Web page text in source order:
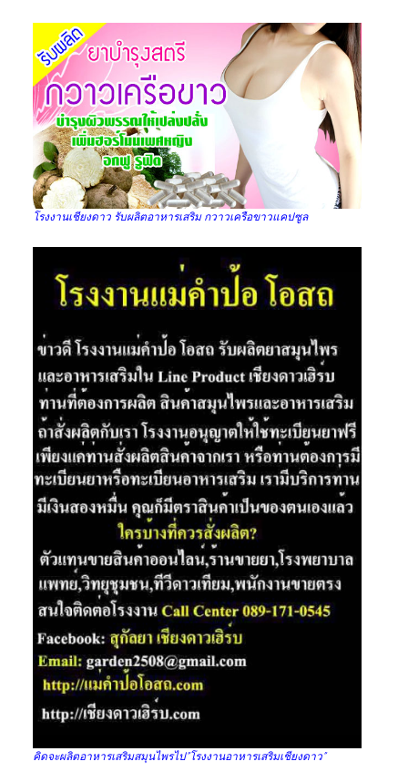
โรงงานเชียงดาว รับผลิตอาหารเสริม กวาวเครือขาวแคปซูล
คิดจะผลิตอาหารเสริมสมุนไพรไป”โรงงานอาหารเสริมเชียงดาว”